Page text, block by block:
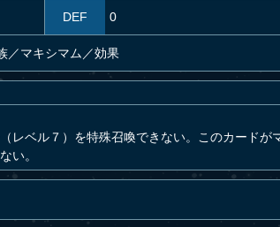
DEF 0
／マキシマム／効果
レベル７）を特殊召喚できない。このカードが
い。